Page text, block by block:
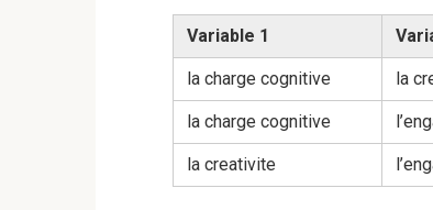
Variable 1
la charge cognitive la
la charge cognitive
la creativite